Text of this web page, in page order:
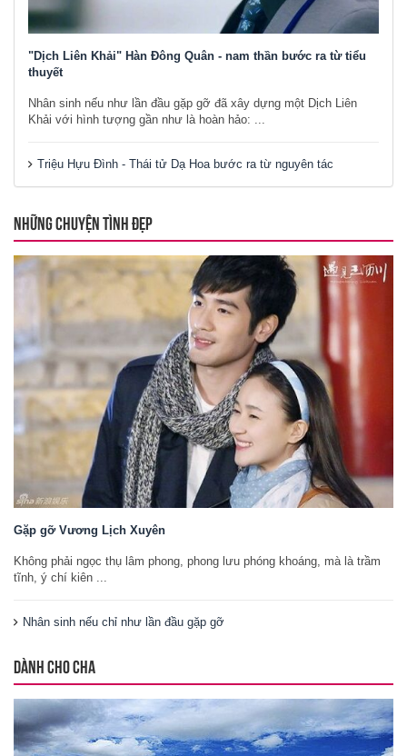
"Dịch Liên Khải" Hàn Đông Quân - nam thần bước ra từ tiểu
thuyết
Nhân sinh nếu như lần đầu gặp gỡ đã xây dựng một Dịch Liên
Khải với hình tượng gần như là hoàn hảo: ...
Triệu Hựu Đình - Thái tử Dạ Hoa bước ra từ nguyên tác
NHỮNG CHUYỆN TÌNH ĐẸP
Gặp gỡ Vương Lịch Xuyên
Không phải ngọc thụ lâm phong, phong lưu phóng khoáng, mà là trầm
tĩnh, ý chí kiên ...
Nhân sinh nếu chỉ như lần đầu gặp gỡ
DÀNH CHO CHA